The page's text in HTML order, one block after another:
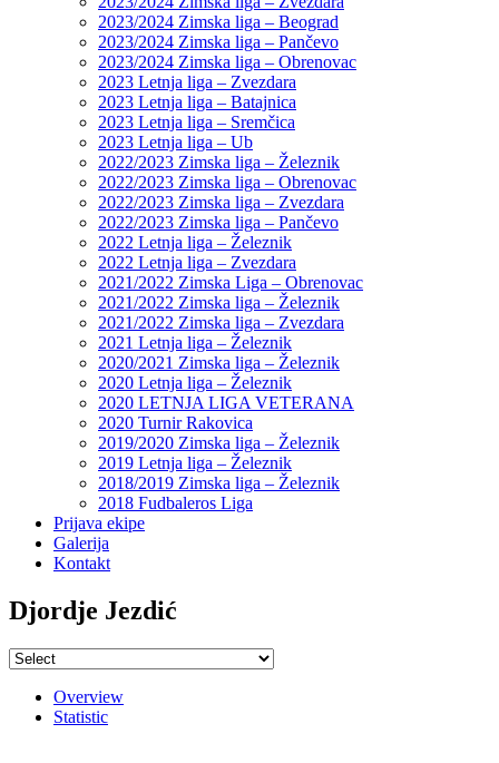
2023/2024 Zimska liga – Beograd
2023/2024 Zimska liga – Pančevo
2023/2024 Zimska liga – Obrenovac
2023 Letnja liga – Zvezdara
2023 Letnja liga – Batajnica
2023 Letnja liga – Sremčica
2023 Letnja liga – Ub
2022/2023 Zimska liga – Železnik
2022/2023 Zimska liga – Obrenovac
2022/2023 Zimska liga – Zvezdara
2022/2023 Zimska liga – Pančevo
2022 Letnja liga – Železnik
2022 Letnja liga – Zvezdara
2021/2022 Zimska Liga – Obrenovac
2021/2022 Zimska liga – Železnik
2021/2022 Zimska liga – Zvezdara
2021 Letnja liga – Železnik
2020/2021 Zimska liga – Železnik
2020 Letnja liga – Železnik
2020 LETNJA LIGA VETERANA
2020 Turnir Rakovica
2019/2020 Zimska liga – Železnik
2019 Letnja liga – Železnik
2018/2019 Zimska liga – Železnik
2018 Fudbaleros Liga
Prijava ekipe
Galerija
Kontakt
Djordje Jezdić
Overview
Statistic